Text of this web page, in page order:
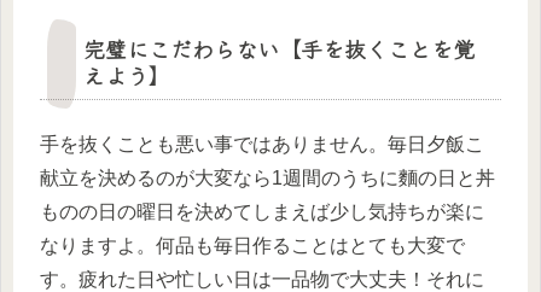
完璧にこだわらない【手を抜くことを覚
えよう】
手を抜くことも悪い事ではありません。毎日夕飯こ
献立を決めるのが大変なら1週間のうちに麵の日と丼
ものの日の曜日を決めてしまえば少し気持ちが楽に
なりますよ。何品も毎日作ることはとても大変で
す。疲れた日や忙しい日は一品物で大丈夫！それに